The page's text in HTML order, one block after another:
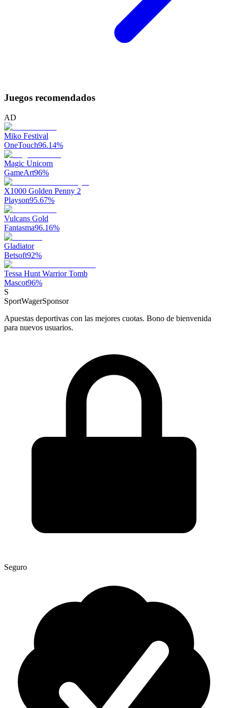
Juegos recomendados
AD
Miko Festival
OneTouch96.14%
Magic Unicorn
GameArt96%
X1000 Golden Penny 2
Playson95.67%
Vulcans Gold
Fantasma96.16%
Gladiator
Betsoft92%
Tessa Hunt Warrior Tomb
Mascot96%
S
SportWagerSponsor
Apuestas deportivas con las mejores cuotas. Bono de bienvenida
para nuevos usuarios.
Seguro